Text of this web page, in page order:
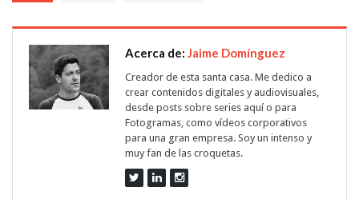
Acerca de: Jaime Domínguez
Creador de esta santa casa. Me dedico a
crear contenidos digitales y audiovisuales,
desde posts sobre series aquí o para
Fotogramas, como vídeos corporativos
para una gran empresa. Soy un intenso y
muy fan de las croquetas.